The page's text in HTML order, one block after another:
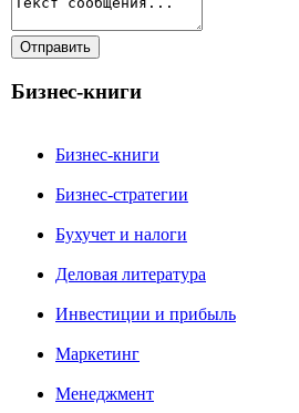
Бизнес-книги
Бизнес-книги
Бизнес-стратегии
Бухучет и налоги
Деловая литература
Инвестиции и прибыль
Маркетинг
Менеджмент